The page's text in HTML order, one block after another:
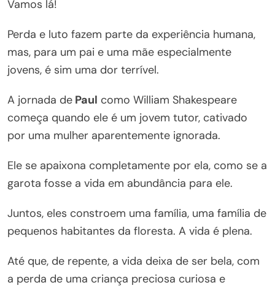
Vamos lá!
Perda e luto fazem parte da experiência humana,
mas, para um pai e uma mãe especialmente
jovens, é sim uma dor terrível.
A jornada de Paul como William Shakespeare
começa quando ele é um jovem tutor, cativado
por uma mulher aparentemente ignorada.
Ele se apaixona completamente por ela, como se a
garota fosse a vida em abundância para ele.
Juntos, eles constroem uma família, uma família de
pequenos habitantes da floresta. A vida é plena.
Até que, de repente, a vida deixa de ser bela, com
a perda de uma criança preciosa curiosa e